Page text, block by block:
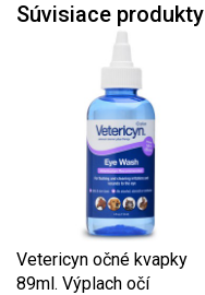
Súvisiace produkty
Vetericyn očné kvapky
89ml. Výplach očí